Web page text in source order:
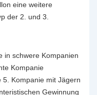
eine weitere
der 2. und 3.
in schwere Kompanien
Kompanie
Kompanie mit Jägern
Gewinnung